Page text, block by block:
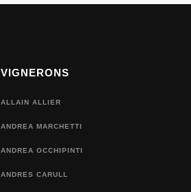
VIGNERONS
ALLAIN ALLIER
ANDREA MARCHETTI
ANDREA OCCHIPINTI
ANDRES CARULL